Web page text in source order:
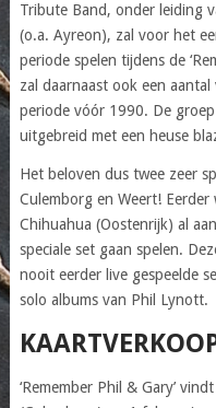
Tribute Band, onder leiding
(o.a. Ayreon), zal voor het
periode spelen tijdens de
zal daarnaast ook een
periode vóór 1990. De
uitgebreid met een heuse
Het beloven dus twee zeer
Culemborg en Weert!
Chihuahua (Oostenrijk) al
speciale set gaan spelen.
nooit eerder live gespeelde
solo albums van Phil Lynott.
‘Remember Phil & Gary’